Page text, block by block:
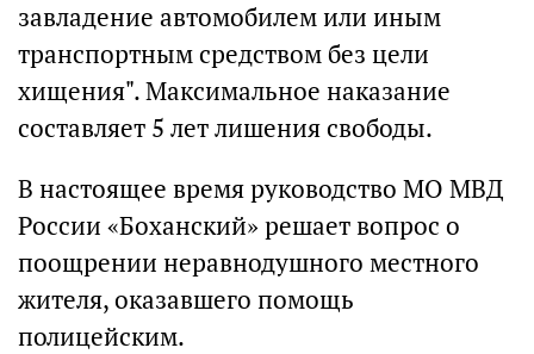
завладение автомобилем или иным
транспортным средством без цели
хищения". Максимальное наказание
составляет 5 лет лишения свободы.
В настоящее время руководство МО МВД
России «Боханский» решает вопрос о
поощрении неравнодушного местного
жителя, оказавшего помощь
полицейским.